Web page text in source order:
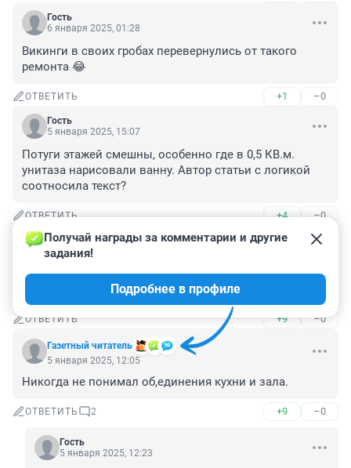
Гость
6 января 2025, 01:28
Викинги в своих гробах перевернулись от такого
ремонта 😂
ОТВЕТИТЬ +1 –0
Гость
5 января 2025, 15:07
Потуги этажей смешны, особенно где в 0,5 КВ.м.
унитаза нарисовали ванну. Автор статьи с логикой
соотносила текст?
ОТВЕТИТЬ +4 –0
Гость
5 января 2025, 13:48
Совмещать жилое помещение с кухней, где газ
ОТВЕТИТЬ +9 –0
Газетный читатель
Получай награды за комментарии и другие
задания!
Подробнее в профиле
5 января 2025, 12:05
Никогда не понимал об,единения кухни и зала.
ОТВЕТИТЬ 2 +9 –0
Гость
5 января 2025, 12:23